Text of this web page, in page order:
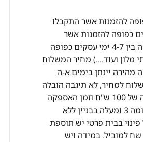
התחייבות של זמן אספקה בין 4-5 ימי עסקים כפופה להזמנות אשר התקבלו
"ריהוט" במסגרת התחייבות זמן אספקה בין 7-14 ימי עסקים כפופה להזמנות אשר
התקבלו ואושרו עד השעה 13:00 אספקה של מוצרי “חשמל מוסדי” במסגרת התחייבות של זמן אספקה בין 4-7 ימי עסקים כפופה
מלון ועוד….) מחיר המשלוח
יינתן בימים א-ה
למחיר, לא תיגבה הובלה
לבוחרים באיסוף עצמי. במקרה של הזמנה מעבר לקו הירוק ולאיזורים מרוחקים תשולם תוספת הובלה של 100 ש"ח וזמן האספקה
יהיה עד 14 ימי עסקים (במקרה של מוצרי ריהוט זמן האספקה יהיה עד 21 ימי עסקים). הובלה מעל קומה 3 ומעלה בבניין ללא
קרקע 50 ש"ח לקומה. במקרה של פינוי בבית פרטי יש תוספת
50 ש"ח לכל קומה מקומת קרקע. כאשר יש צורך בפירוק דלתות למקרר 2 דלתות תשולם תוספת 120 שח למוביל. במידה ויש